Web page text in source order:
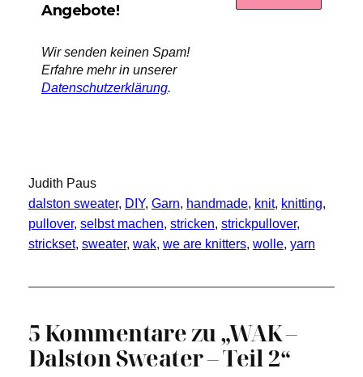
Angebote!
Wir senden keinen Spam!
Erfahre mehr in unserer
Datenschutzerklärung.
Judith Paus
dalston sweater, DIY, Garn, handmade, knit, knitting
pullover, selbst machen, stricken, strickpullover
strickset, sweater, wak, we are knitters, wolle, yarn
5 Kommentare zu „WAK –
Dalston Sweater – Teil 2“